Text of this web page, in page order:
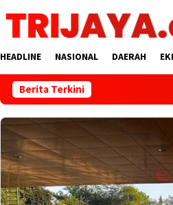
HEADLINE NASIONAL DAERAH
Berita Terkini